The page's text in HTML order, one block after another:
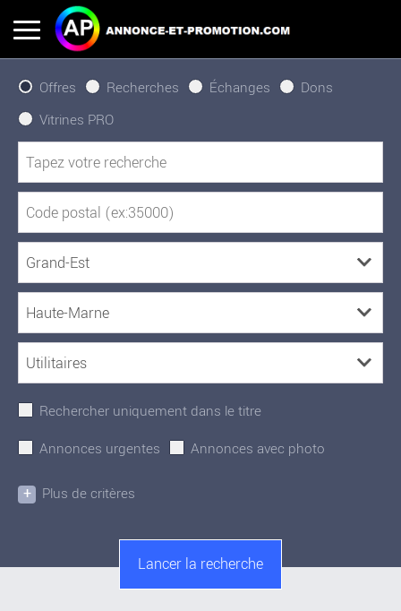
Offres Recherches Échanges
Dons
Vitrines PRO
Rechercher uniquement dans le titre
Annonces urgentes
Annonces avec photo
+ Plus de critères